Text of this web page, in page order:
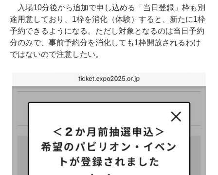
入場10分後から追加で申し込める「当日登録」枠も別
途用意しており、1枠を消化（体験）すると、新たに1枠
予約できるようになる。ただし対象となるのは当日予約
分のみで、事前予約分を消化しても1枠開放されるわけ
ではないので注意したい。